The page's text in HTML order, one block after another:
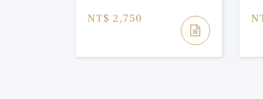
NT$ 2,750